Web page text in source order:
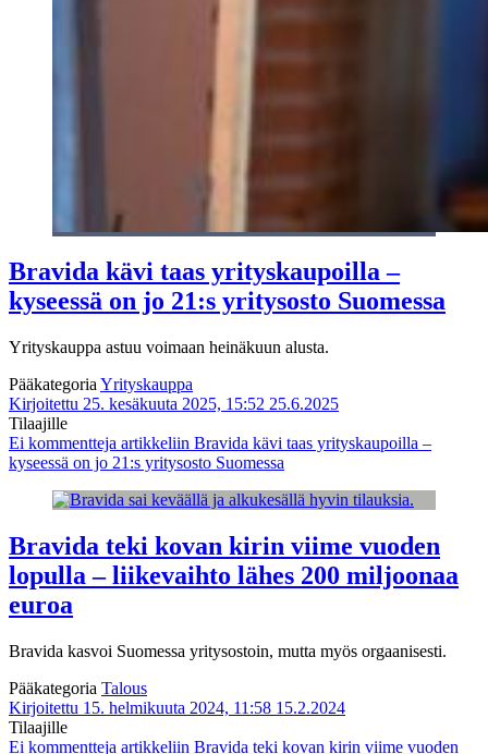
Bravida kävi taas yrityskaupoilla –
kyseessä on jo 21:s yritysosto Suomessa
Yrityskauppa astuu voimaan heinäkuun alusta.
Pääkategoria Yrityskauppa
Kirjoitettu 25. kesäkuuta 2025, 15:52 25.6.2025
Tilaajille
Ei kommentteja artikkeliin Bravida kävi taas yrityskaupoilla –
kyseessä on jo 21:s yritysosto Suomessa
Bravida teki kovan kirin viime vuoden
lopulla – liikevaihto lähes 200 miljoonaa
euroa
Bravida kasvoi Suomessa yritysostoin, mutta myös orgaanisesti.
Pääkategoria Talous
Kirjoitettu 15. helmikuuta 2024, 11:58 15.2.2024
Tilaajille
Ei kommentteja artikkeliin Bravida teki kovan kirin viime vuoden